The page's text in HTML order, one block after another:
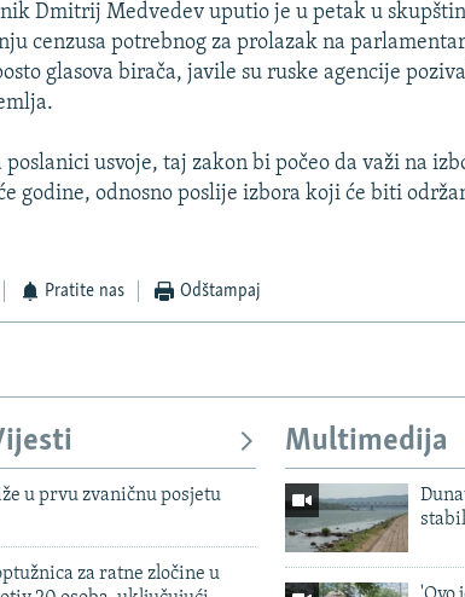
Dmitrij Medvedev uputio je u petak u
cenzusa potrebnog za prolazak na
glasova birača, javile su ruske agencije
poslanici usvoje, taj zakon bi počeo da važi na
godine, odnosno poslije izbora koji će biti
Pratite nas Odštampaj
u prvu zvaničnu posjetu
za ratne zločine u
Multimedija